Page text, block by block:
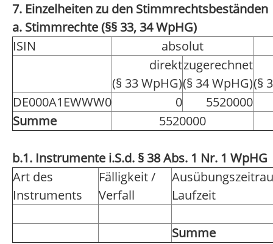
7. Einzelheiten zu den Stimmrechtsbeständen
a. Stimmrechte (§§ 33, 34 WpHG)
ISIN
absolut
direkt
(§ 33 WpHG)
zugerechnet
(§ 34 WpHG)(§
DE000A1EWWW0
0
5520000
Summe
5520000
b.1. Instrumente i.S.d. § 38 Abs. 1 Nr. 1 WpHG
Art des
Instruments
Fälligkeit /
Verfall
Laufzeit
Summe